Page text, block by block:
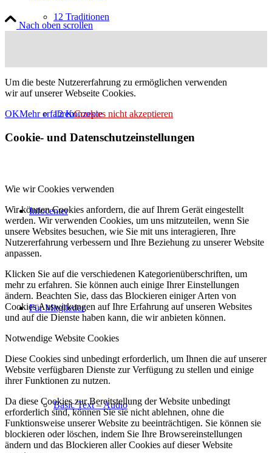
12 Traditionen
12 Konzepte
Infocenter
Für Mitglieder
Basic Text – Audio
Nach oben scrollen
Um die beste Nutzererfahrung zu ermöglichen verwenden
wir auf unserer Webseite Cookies.
OKMehr erfahrenCookies nicht akzeptieren
Cookie- und Datenschutzeinstellungen
Wie wir Cookies verwenden
Wir können Cookies anfordern, die auf Ihrem Gerät eingestellt
werden. Wir verwenden Cookies, um uns mitzuteilen, wenn Sie
unsere Websites besuchen, wie Sie mit uns interagieren, Ihre
Nutzererfahrung verbessern und Ihre Beziehung zu unserer Website
anpassen.
Klicken Sie auf die verschiedenen Kategorienüberschriften, um
mehr zu erfahren. Sie können auch einige Ihrer Einstellungen
ändern. Beachten Sie, dass das Blockieren einiger Arten von
Cookies Auswirkungen auf Ihre Erfahrung auf unseren Websites
und auf die Dienste haben kann, die wir anbieten können.
Notwendige Website Cookies
Diese Cookies sind unbedingt erforderlich, um Ihnen die auf unserer
Website verfügbaren Dienste zur Verfügung zu stellen und einige
ihrer Funktionen zu nutzen.
Da diese Cookies zur Bereitstellung der Website unbedingt
erforderlich sind, können Sie sie nicht ablehnen, ohne die
Funktionsweise unserer Website zu beeinträchtigen. Sie können sie
blockieren oder löschen, indem Sie Ihre Browsereinstellungen
ändern und das Blockieren aller Cookies auf dieser Website